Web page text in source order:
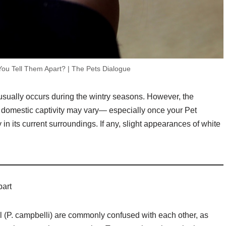
Tell Them Apart? | The Pets Dialogue
occurs during the wintry seasons. However, the
captivity may vary— especially once your Pet
its current surroundings. If any, slight appearances of white
campbelli) are commonly confused with each other, as